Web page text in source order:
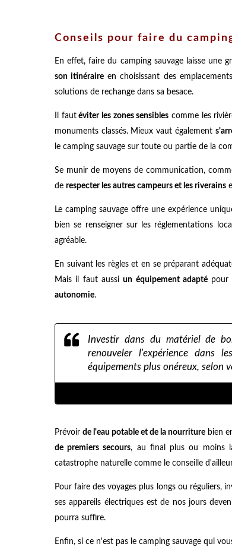
Conseils pour faire du
En effet, faire du camping sauvage laisse une
son itinéraire en choisissant des
solutions de rechange dans sa besace.
Il fautéviter les zones sensibles comme les
monuments classés. Mieux vaut également
le camping sauvage sur toute ou partie de la
Se munir de moyens de communication,
de respecter les autres campeurs et les riverains
Le camping sauvage offre une expérience
bien se renseigner sur les réglementations
agréable.
En suivant les règles et en se préparant
Mais il faut aussiun équipement adaptépour
autonomie.
Investir dans du matériel de
renouveler l'expérience dans
équipements plus onéreux, selon
Prévoir de l'eau potable et de la nourriture bien
de premiers secours, au final plus ou moins
catastrophe naturelle comme le conseille
Pour faire des voyages plus longs ou réguliers,
ses appareils électriques est de nos jours
pourra suffire.
Enfin, si ce n'est pas le camping sauvage qui